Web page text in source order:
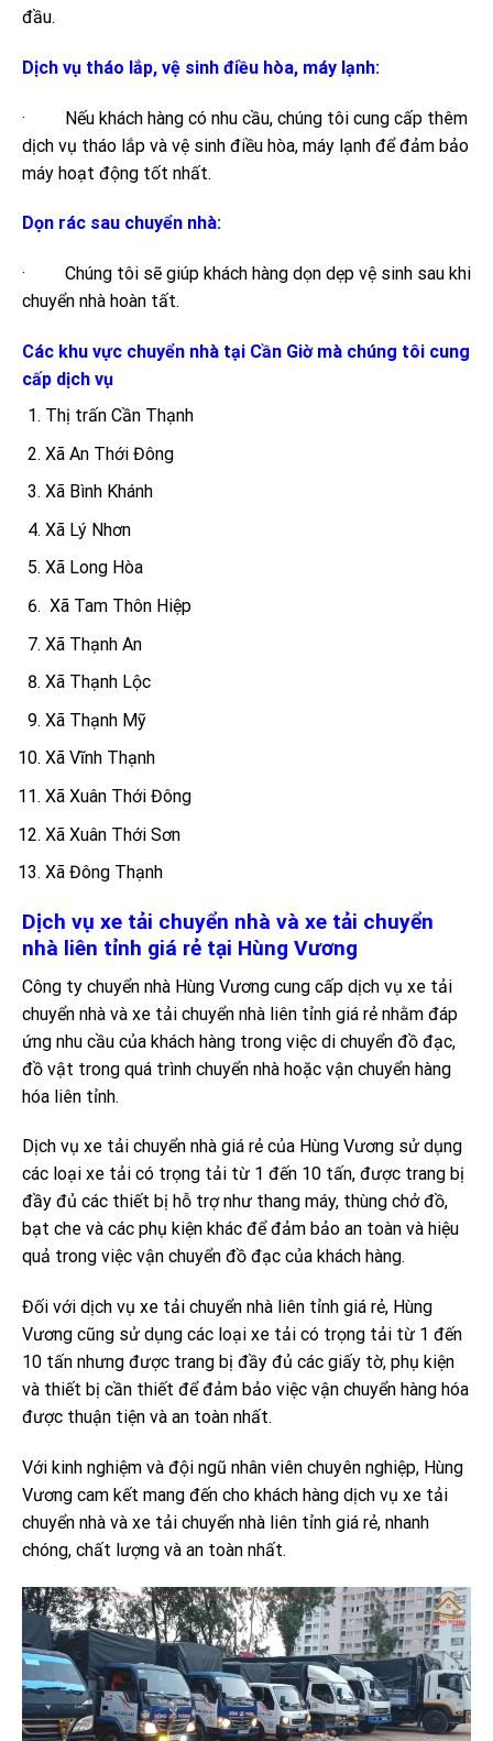
đầu.
Dịch vụ tháo lắp, vệ sinh điều hòa, máy lạnh:
· Nếu khách hàng có nhu cầu, chúng tôi cung cấp thêm
dịch vụ tháo lắp và vệ sinh điều hòa, máy lạnh để đảm bảo
máy hoạt động tốt nhất.
Dọn rác sau chuyển nhà:
· Chúng tôi sẽ giúp khách hàng dọn dẹp vệ sinh sau khi
chuyển nhà hoàn tất.
Các khu vực chuyển nhà tại Cần Giờ mà chúng tôi cung
cấp dịch vụ
Thị trấn Cần Thạnh
Xã An Thới Đông
Xã Bình Khánh
Xã Lý Nhơn
Xã Long Hòa
Xã Tam Thôn Hiệp
Xã Thạnh An
Xã Thạnh Lộc
Xã Thạnh Mỹ
Xã Vĩnh Thạnh
Xã Xuân Thới Đông
Xã Xuân Thới Sơn
Xã Đông Thạnh
Dịch vụ xe tải chuyển nhà và xe tải chuyển
nhà liên tỉnh giá rẻ tại Hùng Vương
Công ty chuyển nhà Hùng Vương cung cấp dịch vụ xe tải
chuyển nhà và xe tải chuyển nhà liên tỉnh giá rẻ nhằm đáp
ứng nhu cầu của khách hàng trong việc di chuyển đồ đạc,
đồ vật trong quá trình chuyển nhà hoặc vận chuyển hàng
hóa liên tỉnh.
Dịch vụ xe tải chuyển nhà giá rẻ của Hùng Vương sử dụng
các loại xe tải có trọng tải từ 1 đến 10 tấn, được trang bị
đầy đủ các thiết bị hỗ trợ như thang máy, thùng chở đồ,
bạt che và các phụ kiện khác để đảm bảo an toàn và hiệu
quả trong việc vận chuyển đồ đạc của khách hàng.
Đối với dịch vụ xe tải chuyển nhà liên tỉnh giá rẻ, Hùng
Vương cũng sử dụng các loại xe tải có trọng tải từ 1 đến
10 tấn nhưng được trang bị đầy đủ các giấy tờ, phụ kiện
và thiết bị cần thiết để đảm bảo việc vận chuyển hàng hóa
được thuận tiện và an toàn nhất.
Với kinh nghiệm và đội ngũ nhân viên chuyên nghiệp, Hùng
Vương cam kết mang đến cho khách hàng dịch vụ xe tải
chuyển nhà và xe tải chuyển nhà liên tỉnh giá rẻ, nhanh
chóng, chất lượng và an toàn nhất.